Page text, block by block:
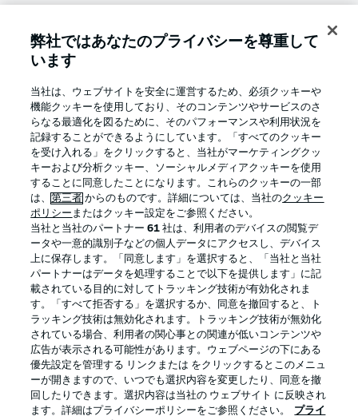
ファンタジー・マネジャー
言語をお選びください
日本語 Display Mode
ログイン
Football as it's meant to be
BUNDESLIGA APP
弊社ではあなたのプライバシーを尊重して
います
当社は、ウェブサイトを安全に運営するため、必須クッキーや
機能クッキーを使用しており、そのコンテンツやサービスのさ
らなる最適化を図るために、そのパフォーマンスや利用状況を
記録することができるようにしています。「すべてのクッキー
を受け入れる」をクリックすると、当社がマーケティングクッ
キーおよび分析クッキー、ソーシャルメディアクッキーを使用
することに同意したことになります。これらのクッキーの一部
は、第三者 からのものです。詳細については、当社のクッキー
ポリシー またはクッキー設定をご参照ください。
当社と当社のパートナー61 社は、利用者のデバイスの閲覧デ
ータや一意的識別子などの個人データにアクセスし、デバイス
上に保存します。「同意します」を選択すると、「当社と当社
パートナーはデータを処理することで以下を提供します」に記
載されている目的に対してトラッキング技術が有効化されま
す。「すべて拒否する」を選択するか、同意を撤回すると、ト
ラッキング技術は無効化されます。トラッキング技術が無効化
されている場合、利用者の関心事との関連が低いコンテンツや
広告が表示される可能性があります。ウェブページの下にある
優先設定を管理する リンクまたは をクリックするとこのメニュ
ーが開きますので、いつでも選択内容を変更したり、同意を撤
回したりできます。選択内容は当社の ウェブサイト に反映され
ます。詳細はプライバシーポリシーをご参照ください。
プライ